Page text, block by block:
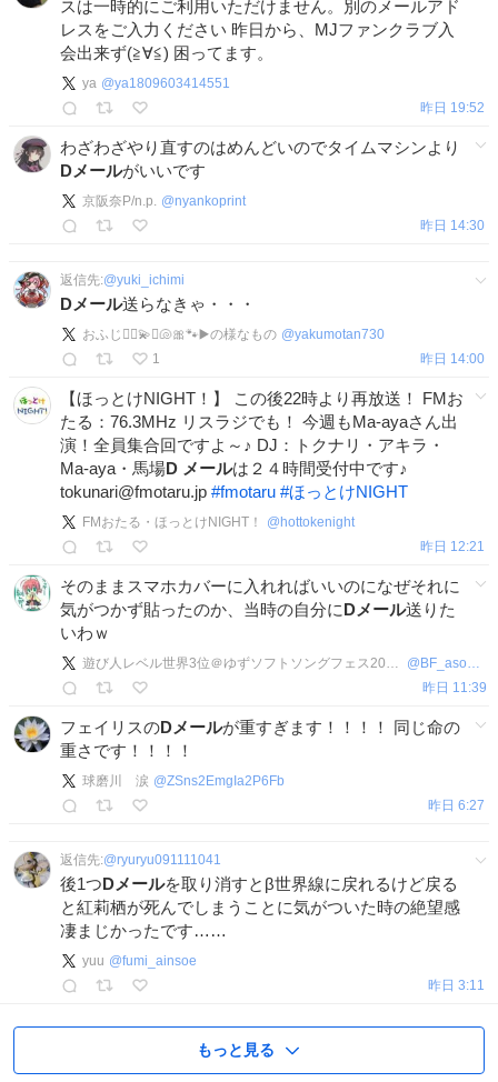
スは一時的にご利用いただけません。別のメールアド
レスをご入力ください 昨日から、MJファンクラブ入
会出来ず(≧∀≦) 困ってます。
ya @ya1809603414551
昨日 19:52
わざわざやり直すのはめんどいのでタイムマシンより
Dメールがいいです
京阪奈P/n.p. @nyankoprint
昨日 14:30
返信先:@yuki_ichimi
Dメール送らなきゃ・・・
おふじ🏴‍☠️💫⚓️🐚🎀🐾▶️の様なもの @yakumotan730
1
昨日 14:00
【ほっとけNIGHT！】 この後22時より再放送！ FMお
たる：76.3MHz リスラジでも！ 今週もMa-ayaさん出
演！全員集合回ですよ～♪ DJ：トクナリ・アキラ・
Ma-aya・馬場D メールは２４時間受付中です♪
tokunari@fmotaru.jp #fmotaru #ほっとけNIGHT
FMおたる・ほっとけNIGHT！ @ hottokenight
昨日 12:21
そのままスマホカバーに入れればいいのになぜそれに
気がつかず貼ったのか、当時の自分にDメール送りた
いわｗ
遊び人レベル世界3位＠ゆずソフトソングフェス2026全会場参加完了！お疲れ様でした！ @ BF_asobinin
昨日 11:39
フェイリスのDメールが重すぎます！！！！ 同じ命の
重さです！！！！
球磨川 涙 @ZSns2EmgIa2P6Fb
昨日 6:27
返信先:@ryuryu091111041
後1つDメールを取り消すとβ世界線に戻れるけど戻る
と紅莉栖が死んでしまうことに気がついた時の絶望感
凄まじかったです……
yuu @fumi_ainsoe
昨日 3:11
もっと見る